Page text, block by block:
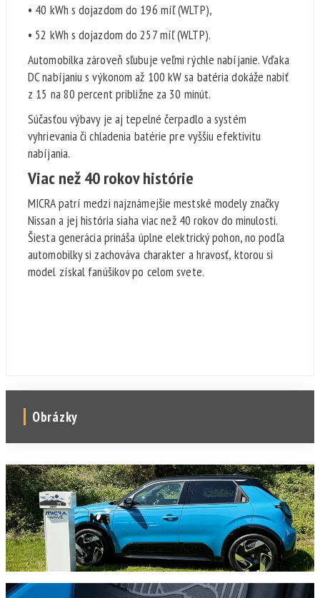
• 40 kWh s dojazdom do 196 míľ (WLTP),
• 52 kWh s dojazdom do 257 míľ (WLTP).
Automobilka zároveň sľubuje veľmi rýchle nabíjanie. Vďaka
DC nabíjaniu s výkonom až 100 kW sa batéria dokáže nabiť
z 15 na 80 percent približne za 30 minút.
Súčasťou výbavy je aj tepelné čerpadlo a systém
vyhrievania či chladenia batérie pre vyššiu efektivitu
nabíjania.
Viac než 40 rokov histórie
MICRA patrí medzi najznámejšie mestské modely značky
Nissan a jej história siaha viac než 40 rokov do minulosti.
Šiesta generácia prináša úplne elektrický pohon, no podľa
automobilky si zachováva charakter a hravosť, ktorou si
model získal fanúšikov po celom svete.
Obrázky